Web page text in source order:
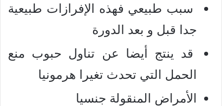
سبب طبيعي فهذه الإفرازات طبيعية
جدا قبل و بعد الدورة
قد ينتج أيضا عن تناول حبوب منع
الحمل التي تحدث تغيرا هرمونيا
الأمراض المنقولة جنسيا